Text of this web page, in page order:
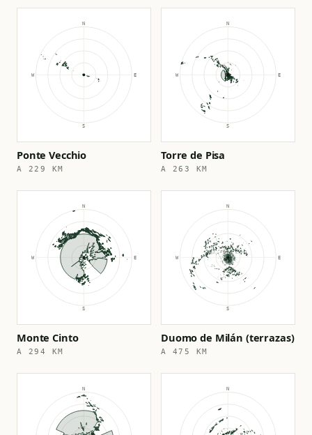
Ponte Vecchio
A 229 KM
Torre de Pisa
A 263 KM
Monte Cinto
A 294 KM
Duomo de Milán (terrazas)
A 475 KM